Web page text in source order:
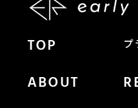
TOP プ
ABOUT